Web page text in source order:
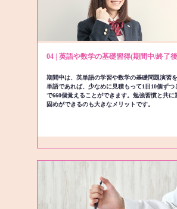
04 | 英語や数学の基礎習得(期間中/終了
期間中は、英単語の学習や数学の基礎問題演習
単語であれば、少なめに見積もって1日10個ずつ
で660個覚えることができます。勉強習慣と共に
固めができるのも大きなメリットです。